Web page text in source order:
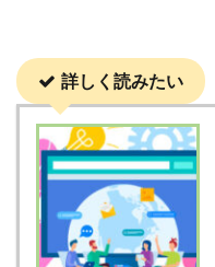
詳しく読みたい